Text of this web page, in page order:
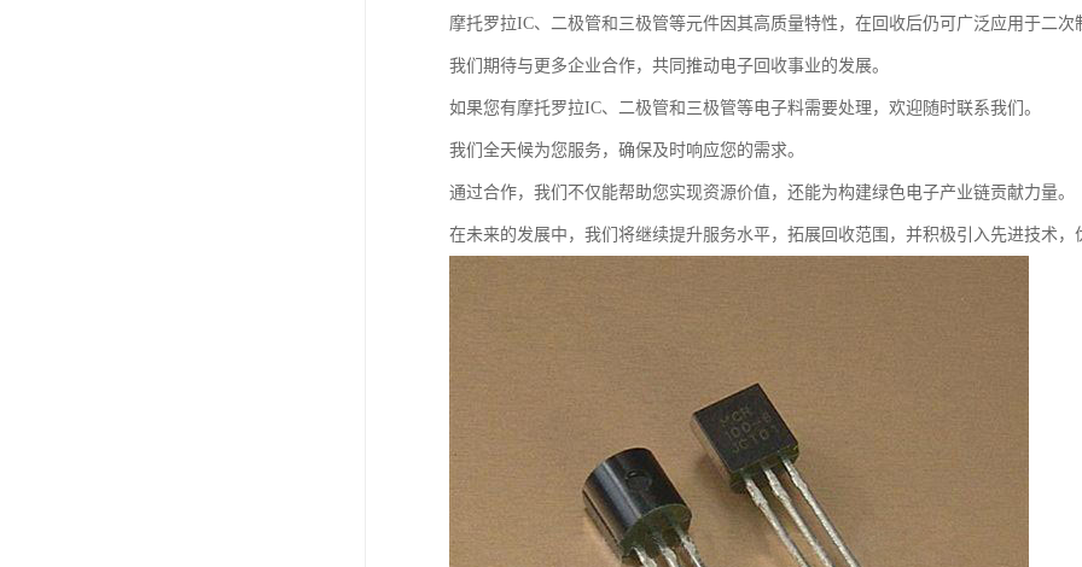
摩托罗拉IC、二极管和三极管等元件因其高质量特性，在回收后仍可广泛应用于二
我们期待与更多企业合作，共同推动电子回收事业的发展。
如果您有摩托罗拉IC、二极管和三极管等电子料需要处理，欢迎随时联系我们。
我们全天候为您服务，确保及时响应您的需求。
通过合作，我们不仅能帮助您实现资源价值，还能为构建绿色电子产业链贡献力量。
在未来的发展中，我们将继续提升服务水平，拓展回收范围，并积极引入先进技术，